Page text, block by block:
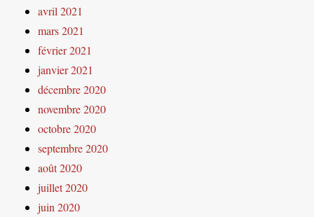
avril 2021
mars 2021
février 2021
janvier 2021
décembre 2020
novembre 2020
octobre 2020
septembre 2020
août 2020
juillet 2020
juin 2020